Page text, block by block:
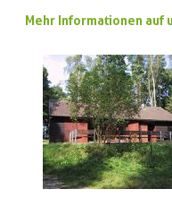
Mehr Informationen auf